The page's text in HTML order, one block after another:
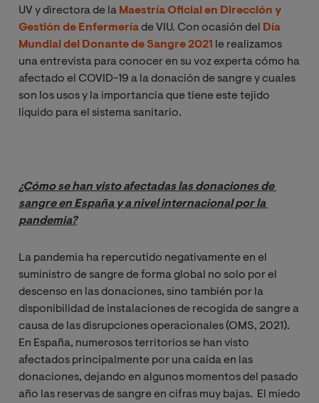
UV y directora de la Maestría Oficial en Dirección y
Gestión de Enfermeríade VIU. Con ocasión del
Día
Mundial del Donante de Sangre 2021
le realizamos
una entrevista para conocer en su voz experta cómo ha
afectado el COVID-19 a la donación de sangre y cuales
son los usos y la importancia que tiene este tejido
líquido para el sistema sanitario.
¿Cómo se han visto afectadas las donaciones de
sangre en España y a nivel internacional por la
pandemia?
La pandemia ha repercutido negativamente en el
suministro de sangre de forma global no solo por el
descenso en las donaciones, sino también por la
disponibilidad de instalaciones de recogida de sangre a
causa de las disrupciones operacionales (OMS, 2021).
En España, numerosos territorios se han visto
afectados principalmente por una caída en las
donaciones, dejando en algunos momentos del pasado
año las reservas de sangre en cifras muy bajas. El miedo